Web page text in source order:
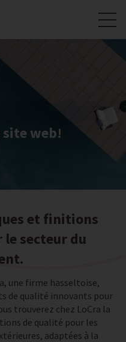
web!
et finitions
secteur du
une firme hasseltoise,
de qualité innovants pour
trouverez chez LoCra la
de qualité pour les
adaptées à la